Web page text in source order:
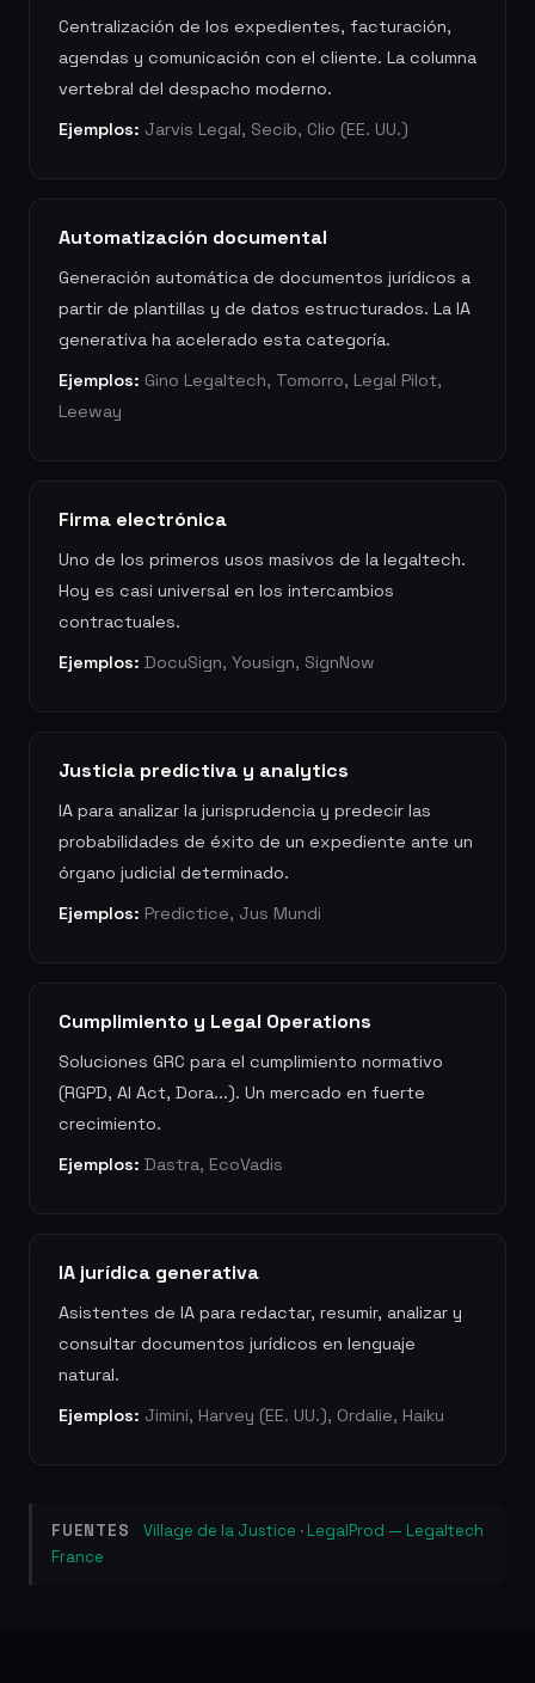
Centralización de los expedientes, facturación,
agendas y comunicación con el cliente. La columna
vertebral del despacho moderno.
Ejemplos: Jarvis Legal, Secib, Clio (EE. UU.)
Automatización documental
Generación automática de documentos jurídicos a
partir de plantillas y de datos estructurados. La IA
generativa ha acelerado esta categoría.
Ejemplos: Gino Legaltech, Tomorro, Legal Pilot,
Leeway
Firma electrónica
Uno de los primeros usos masivos de la legaltech.
Hoy es casi universal en los intercambios
contractuales.
Ejemplos: DocuSign, Yousign, SignNow
Justicia predictiva y analytics
IA para analizar la jurisprudencia y predecir las
probabilidades de éxito de un expediente ante un
órgano judicial determinado.
Ejemplos: Predictice, Jus Mundi
Cumplimiento y Legal Operations
Soluciones GRC para el cumplimiento normativo
(RGPD, AI Act, Dora...). Un mercado en fuerte
crecimiento.
Ejemplos: Dastra, EcoVadis
IA jurídica generativa
Asistentes de IA para redactar, resumir, analizar y
consultar documentos jurídicos en lenguaje
natural.
Ejemplos: Jimini, Harvey (EE. UU.), Ordalie, Haiku
FUENTES Village de la Justice · LegalProd — Legaltech
France